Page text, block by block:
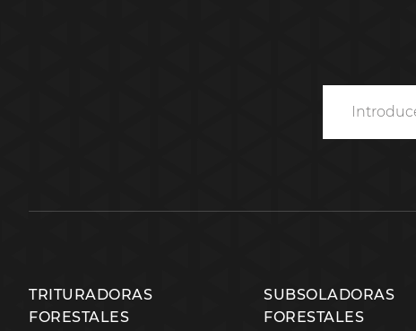
TRITURADORAS
FORESTALES
SUBSOLADORAS
FORESTALES